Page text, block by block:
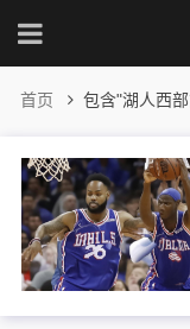
首页 包含"湖人西